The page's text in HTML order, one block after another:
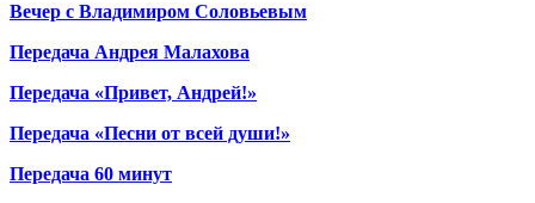
Вечер с Владимиром Соловьевым
Передача Андрея Малахова
Передача «Привет, Андрей!»
Передача «Песни от всей души!»
Передача 60 минут